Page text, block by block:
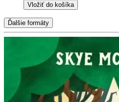
Vložiť do košíka
Ďalšie formáty